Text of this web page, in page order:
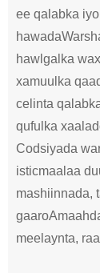
ee qalabka
hawada
hawlgalka
xamuulka
celinta
qufulka
Codsiyada
isticmaalaa
mashiinnada,
gaaro
meelaynta,